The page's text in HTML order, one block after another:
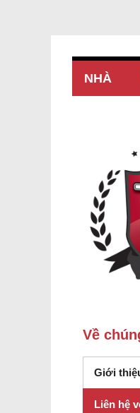
NHÀ
Về
Giới
Liên hệ